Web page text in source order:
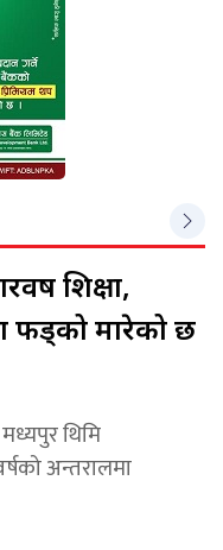
शिक्षा,
फड्को मारेको छ
थिमि
अन्तरालमा